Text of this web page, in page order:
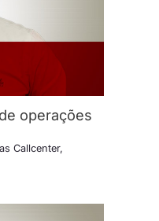
operações
Callcenter,